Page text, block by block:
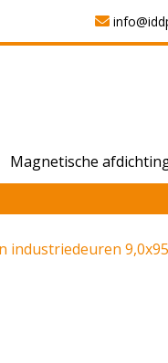
Magnetische
industriedeuren